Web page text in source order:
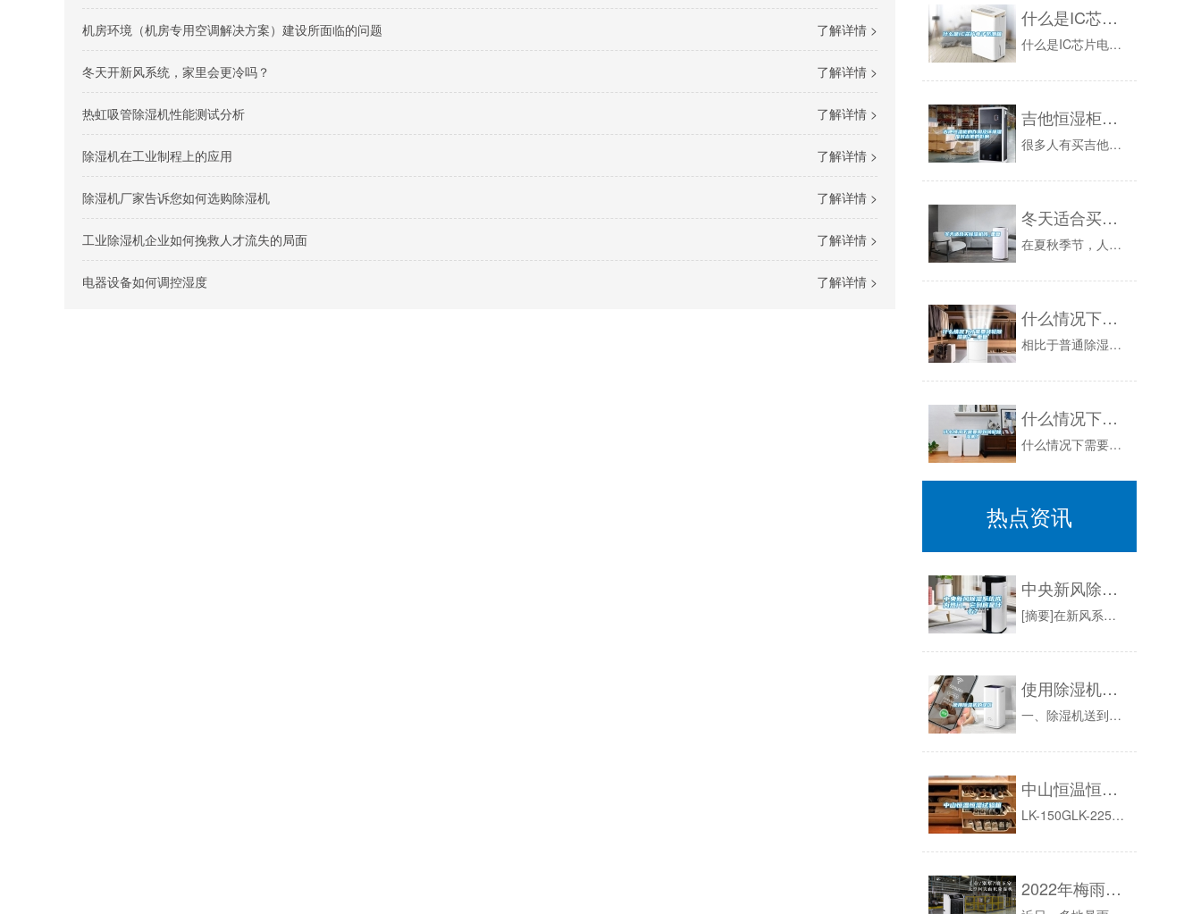
了解详情 >
机房环境（机房专用空调解决方案）建设所面临的问题
了解详情 >
冬天开新风系统，家里会更冷吗？
了解详情 >
热虹吸管除湿机性能测试分析
了解详情 >
除湿机在工业制程上的应用
了解详情 >
除湿机厂家告诉您如何选购除湿机
了解详情 >
工业除湿机企业如何挽救人才流失的局面
了解详情 >
电器设备如何调控湿度
什么是IC芯片电子防潮箱
什么是IC芯片电子防潮箱？电子芯片除湿方法是近年来一种新的工作原理，也可称为冷冻芯片霜水除湿方法，该技术***早来自美国航天技术制冷芯片，具...
吉他恒湿柜的作用及环境湿度对吉他的影响
很多人有买吉他的想法只是因为在某些时候脑袋发热，这在弹吉他的人中占了大多数。购买时，在电商平台上往往只买一个几千到几百的电吉他玩玩练手。在这...
冬天适合买除湿机吗_重复
在夏秋季节，人们最苦恼的便是家里潮湿，造成衣物、书籍都受潮，霉变，给生活带来了很大的不便。从而使得除湿机成了人们热捧的电器。随着秋冬季节的到...
什么情况下才需要转轮除湿机？_重复
相比于普通除湿机，转轮除湿机的优势尤其明显，它的除湿量更大，效率更高可以连续提供低露点干空气，是众多行业的首选除湿设备。但是，转轮除湿机的成...
什么情况下需要用到转轮除湿机？
什么情况下需要用到转轮除湿机？_轮转除湿机组的中心构造为一个不断滚动的蜂窝状枯燥轮。转轮是除湿机中启动吸收水分的作用，它的介质是由几种特别的...
热点资讯
中央新风除湿系统成为热门，它到底是什么？
[摘要]在新风系统不断普及的现在，有越来越多人选择了功能更多的新风除湿一体机。新风除湿一体机有了新风系统的功能的同时，还可以进行除湿。接下来...
使用除湿机的误区
一、除湿机送到后，马上使用。每次购物，都希望是令人满意的产品。家用除湿机是家电，当然重视质量。除湿机一到家，就像立马试试效果。这其实是错误的...
中山恒温恒湿试验箱
LK-150GLK-225GLK-408GLK-800GCK-150GCK-225GCK-408GCK-800GJK-150GJK-225G...
2022年梅雨季家里湿气重，这个防潮除湿机的妙招